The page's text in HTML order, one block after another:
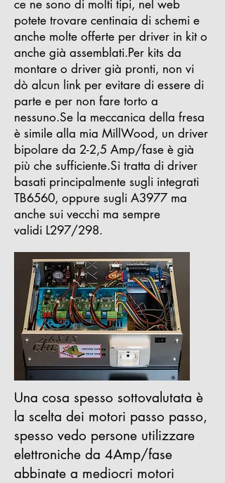
ce ne sono di molti tipi, nel web
potete trovare centinaia di schemi e
anche molte offerte per driver in kit o
anche già assemblati.Per kits da
montare o driver già pronti, non vi
dò alcun link per evitare di essere di
parte e per non fare torto a
nessuno.Se la meccanica della fresa
è simile alla mia MillWood, un driver
bipolare da 2-2,5 Amp/fase è già
più che sufficiente.Si tratta di driver
basati principalmente sugli integrati
TB6560, oppure sugli A3977 ma
anche sui vecchi ma sempre
validi L297/298.
Una cosa spesso sottovalutata è
la scelta dei motori passo passo,
spesso vedo persone utilizzare
elettroniche da 4Amp/fase
abbinate a mediocri motori